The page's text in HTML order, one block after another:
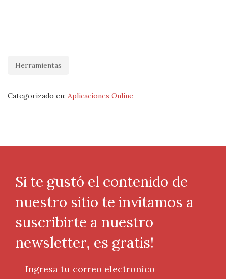
Herramientas
Categorizado en: Aplicaciones Online
Si te gustó el contenido de
nuestro sitio te invitamos a
suscribirte a nuestro
newsletter, es gratis!
Ingresa tu correo electronico